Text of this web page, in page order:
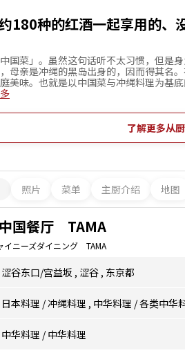
180种的红酒一起享用的、
中国菜」。虽然这句话听不太习惯，但是
母亲是冲绳的黑岛出身的，因而得其名
美味。也就是以中国菜与冲绳料理为基
黑岛的传统料理「KIRAMANGIN」都是
，3,000日元为主的合理价格的餐点也是
了解更多从
照片 菜单 主厨介绍 地图
国餐厅 TAMA
イニーズダイニング TAMA
涩谷东口/宫益坂 , 涩谷 , 东京都
日本料理 /冲绳料理 , 中华料理 /各类中华
中华料理 /中华料理